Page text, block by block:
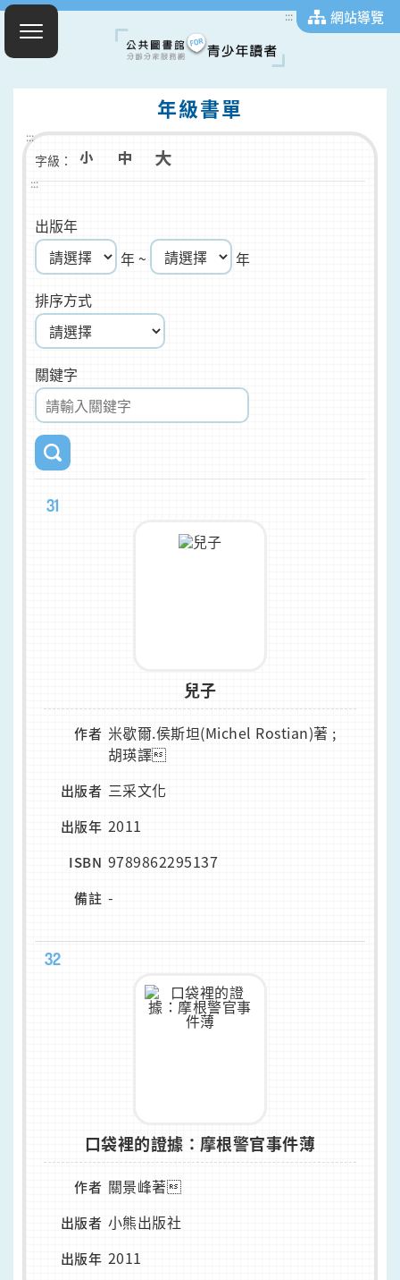
::: 網站導覽
年級書單
:::
字級：
:::
出版年
年 ~
年
排序方式
關鍵字
31
兒子
作者 米歇爾.侯斯坦(Michel Rostian)著 ;
胡瑛譯
出版者 三采文化
出版年 2011
ISBN 9789862295137
備註 -
32
口袋裡的證據：摩根警官事件薄
作者 關景峰著
出版者 小熊出版社
出版年 2011